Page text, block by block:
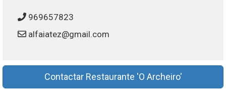
969657823
alfaiatez@gmail.com
Contactar Restaurante 'O Archeiro'